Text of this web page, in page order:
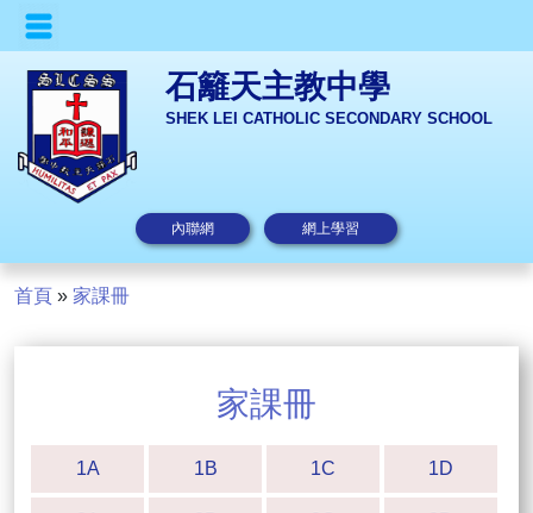
石籬天主教中學
SHEK LEI CATHOLIC SECONDARY SCHOOL
內聯網 網上學習
首頁 » 家課冊
家課冊
1A 1B 1C 1D